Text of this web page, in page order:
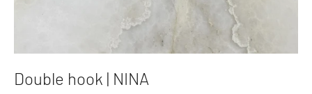
Double hook | NINA